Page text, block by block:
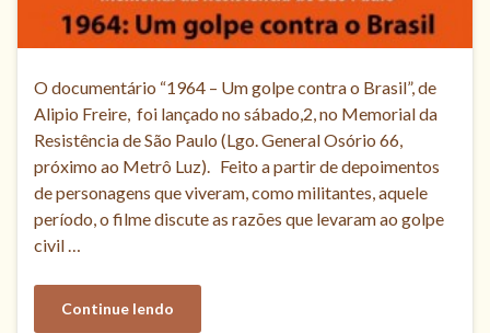
O documentário “1964 – Um golpe contra o Brasil”, de
Alipio Freire, foi lançado no sábado,2, no Memorial da
Resistência de São Paulo (Lgo. General Osório 66,
próximo ao Metrô Luz). Feito a partir de depoimentos
de personagens que viveram, como militantes, aquele
período, o filme discute as razões que levaram ao golpe
civil …
Continue lendo